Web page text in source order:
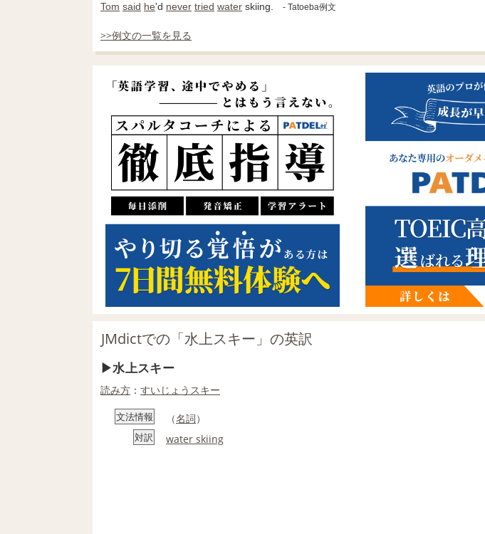
Tom said he'd never tried water skiing. - Tatoeba例文
>>例文の一覧を見る
JMdictでの「水上スキー」の英訳
水上スキー
読み方 ： すいじょう スキー
文法情報 （名詞）
対訳 water skiing